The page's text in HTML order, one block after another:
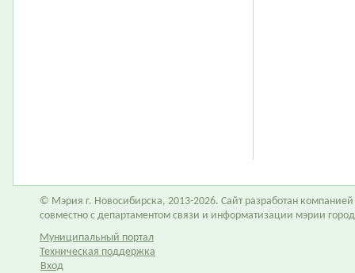
© Мэрия г. Новосибирска, 2013-2026. Сайт разработан компанией
совместно с департаментом связи и информатизации мэрии
Муниципальный портал
Техническая поддержка
Вход